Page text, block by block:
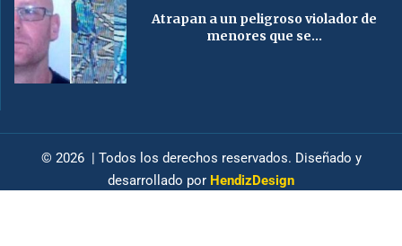
Atrapan a un peligroso violador de
menores que se...
© 2026 | Todos los derechos reservados. Diseñado y
desarrollado por HendizDesign